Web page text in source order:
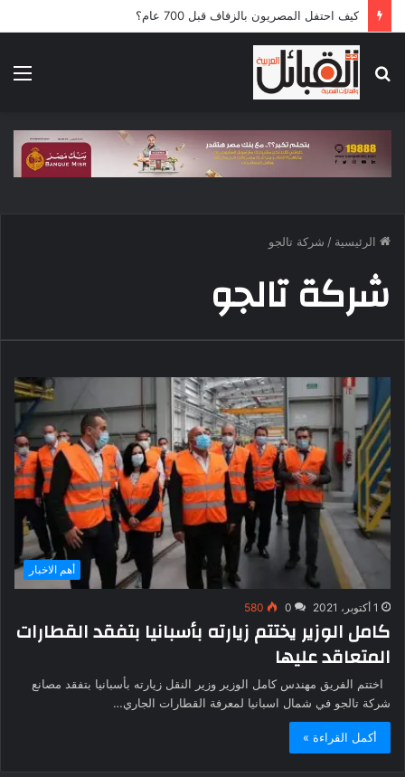
كيف احتفل المصريون بالزفاف قبل 700 عام؟
عن
الرئيسية / شركة تالجو
شركة تالجو
أهم الاخبار
1 أكتوبر، 2021 0
580
كامل الوزير يختتم زيارته بأسبانيا بتفقد القطارات
المتعاقد عليها
اختتم الفريق مهندس كامل الوزير وزير النقل زيارته بأسبانيا بتفقد مصانع
شركة تالجو في شمال اسبانيا لمعرفة القطارات الجاري…
أكمل القراءة »